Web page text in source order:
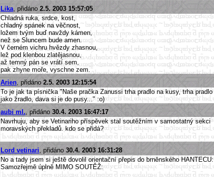
Lika , přidáno 2.5. 2003 15:57:05
Chladná ruka, srdce, kost,
chladný spánek na věčnost,
ložem tvým buď navždy kámen,
než se Sluncem bude amen.
V černém vichru hvězdy zhasnou,
lež pod klenbou zlatějasnou,
až temný pán se vrátí sem,
pak zhyne moře, vyschne zem.
Arien , přidáno 2.5. 2003 12:15:54
To je jak ta písnička "Naše pračka Zanussi trha pradlo na kusy, trha pradlo
jako žradlo, dava si je do pusy..." :o)
aubi ml. , přidáno 30.4. 2003 16:47:17
Navrhuju, aby se Vetinariho příspěvek stal soutěžním v samostatný sekci
moravských překladů. kdo se přidá?
Lord vetinari , přidáno 30.4. 2003 16:31:28
No a tady jsem si ještě dovolil orientační přepis do brněnského HANTECU:
Samozřejmě úplně MIMO SOUTĚŽ: